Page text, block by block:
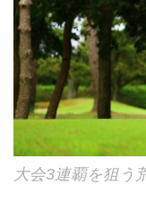
大会3連覇を狙う